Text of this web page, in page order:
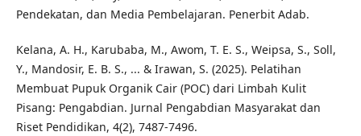
Pendekatan, dan Media Pembelajaran. Penerbit Adab.
Kelana, A. H., Karubaba, M., Awom, T. E. S., Weipsa, S., Soll,
Y., Mandosir, E. B. S., ... & Irawan, S. (2025). Pelatihan
Membuat Pupuk Organik Cair (POC) dari Limbah Kulit
Pisang: Pengabdian. Jurnal Pengabdian Masyarakat dan
Riset Pendidikan, 4(2), 7487-7496.